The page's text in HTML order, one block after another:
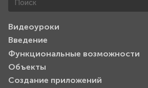
Видеоуроки
Введение
Функциональные возможности
Объекты
Создание приложений